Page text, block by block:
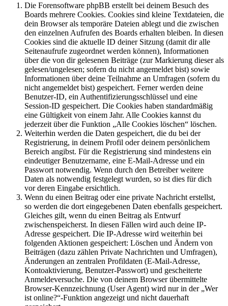
Die Forensoftware phpBB erstellt bei deinem Besuch des
Boards mehrere Cookies. Cookies sind kleine Textdateien, die
dein Browser als temporäre Dateien ablegt und die zwischen
den einzelnen Aufrufen des Boards erhalten bleiben. In diesen
Cookies sind die aktuelle ID deiner Sitzung (damit dir alle
Seitenaufrufe zugeordnet werden können), Informationen
über die von dir gelesenen Beiträge (zur Markierung dieser als
gelesen/ungelesen; sofern du nicht angemeldet bist) sowie
Informationen über deine Teilnahme an Umfragen (sofern du
nicht angemeldet bist) gespeichert. Ferner werden deine
Benutzer-ID, ein Authentifizierungsschlüssel und eine
Session-ID gespeichert. Die Cookies haben standardmäßig
eine Gültigkeit von einem Jahr. Alle Cookies kannst du
jederzeit über die Funktion „Alle Cookies löschen“ löschen.
Weiterhin werden die Daten gespeichert, die du bei der
Registrierung, in deinem Profil oder deinem persönlichem
Bereich angibst. Für die Registrierung sind mindestens ein
eindeutiger Benutzername, eine E-Mail-Adresse und ein
Passwort notwendig. Wenn durch den Betreiber weitere
Daten als notwendig festgelegt wurden, so ist dies für dich
vor deren Eingabe ersichtlich.
Wenn du einen Beitrag oder eine private Nachricht erstellst,
so werden die dort eingegebenen Daten ebenfalls gespeichert.
Gleiches gilt, wenn du einen Beitrag als Entwurf
zwischenspeicherst. In diesen Fällen wird auch deine IP-
Adresse gespeichert. Die IP-Adresse wird weiterhin bei
folgenden Aktionen gespeichert: Löschen und Ändern von
Beiträgen (dazu zählen Private Nachrichten und Umfragen),
Änderungen an zentralen Profildaten (E-Mail-Adresse,
Kontoaktivierung, Benutzer-Passwort) und gescheiterte
Anmeldeversuche. Die von deinem Browser übermittelte
Browser-Kennzeichnung (User Agent) wird nur in der „Wer
ist online?“-Funktion angezeigt und nicht dauerhaft